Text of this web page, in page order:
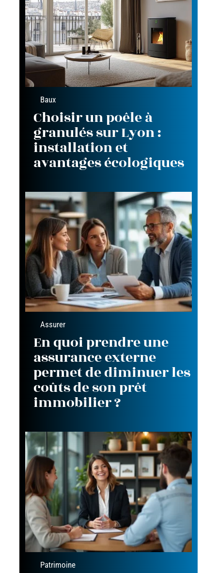
Baux
Choisir un poêle à
granulés sur Lyon :
installation et
avantages écologiques
Assurer
En quoi prendre une
assurance externe
permet de diminuer les
coûts de son prêt
immobilier ?
Patrimoine